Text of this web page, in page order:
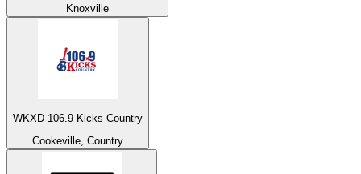
Knoxville
WKXD 106.9 Kicks Country
Cookeville, Country